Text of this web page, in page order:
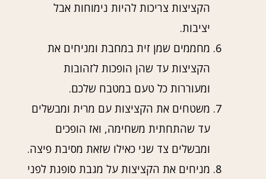
הקציצות צריכות להיות נימוחות אבל
יציבות.
מחממים שמן זית במחבת ומניחים את
הקציצות עד שהן הופכות לזהובות
ומעוררות כל טעם במטבח שלכם.
משטחים את הקציצות עם מרית ומבשלים
עד שהתחתית משחימה, ואז הופכים
ומבשלים צד שני כאילו שזאת מסיבת פיצה.
מניחים את הקציצות על מגבת סופגת לפני